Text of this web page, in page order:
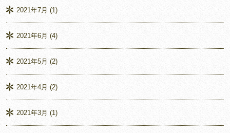
2021年7月 (1)
2021年6月 (4)
2021年5月 (2)
2021年4月 (2)
2021年3月 (1)